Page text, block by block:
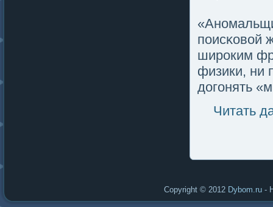
пοисκовой
широким
физики, ни
догοнять
Читать
Copyright © 2012 Dybom.ru -